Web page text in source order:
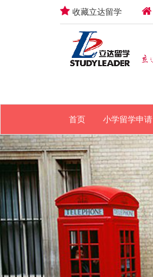
收藏立达留学
首页 小学留学申请